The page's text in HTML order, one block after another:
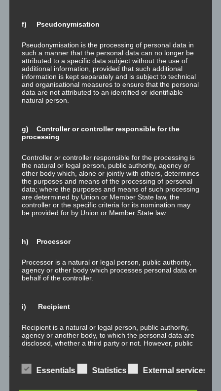
Ruhelosigkeit, Unzufriedenheit.
Dysfunktion dieses Chakras drückt sich aus durch
Trennung , Negativität, Zweifel, Unsicherheit,
Unausgeglichenheit, Depression.
Das Halschakra ist ausbalanciert und geöffnet.
Dysfunktion dieses Chakras drückt sich aus durch
Verschlossenheit, Unsicherheit.
Dysfunktion dieses Chakras drückt sich aus durch
Kopflastigkeit, Isolation, Realitätsverlust.
Das Kronenchakra ist ausbalanciert und geöffnet.
Dysfunktion dieses Chakras drückt sich aus durch
Verunsicherung, Ziellosigkei.
auch alle inneren Dämonen des Menschen erweckt.
Nehmen wir mal aus naheliegenden Gründen (siehe oben) an,
für das Erwachen der Kundalini braucht es Arbeit an sich selbst
hinsichtlich sowohl des maskulinen Prinzips (Bewusstheit) als
auch femininen Prinzips (Energie), sowie Klärung der Themen
des Wurzelchakras.
Das alleine führt einen durch so viele unbewusste und
verdrängte Bereiche des Lebens, alle Rollenbilder, alle
traumatischen Erfahrungen der Kindheit, alle frühen
Verletzungen in deisem und früheren Leben (so man dieses
Konzept zulassen möchte). Das sind mehr Dämonen als die
f) Pseudonymisation
Pseudonymisation is the processing of personal data in
such a manner that the personal data can no longer be
attributed to a specific data subject without the use of
additional information, provided that such additional
information is kept separately and is subject to technical
and organisational measures to ensure that the personal
data are not attributed to an identified or identifiable
natural person.
g) Controller or controller responsible for the
processing
Controller or controller responsible for the processing is
the natural or legal person, public authority, agency or
other body which, alone or jointly with others, determines
the purposes and means of the processing of personal
data; where the purposes and means of such processing
are determined by Union or Member State law, the
controller or the specific criteria for its nomination may
be provided for by Union or Member State law.
h) Processor
Processor is a natural or legal person, public authority,
agency or other body which processes personal data on
behalf of the controller.
i) Recipient
Recipient is a natural or legal person, public authority,
agency or another body, to which the personal data are
disclosed, whether a third party or not. However, public
Union or Member State law shall not be regarded as
recipients; the processing of those data by those public
Essentials Statistics External services